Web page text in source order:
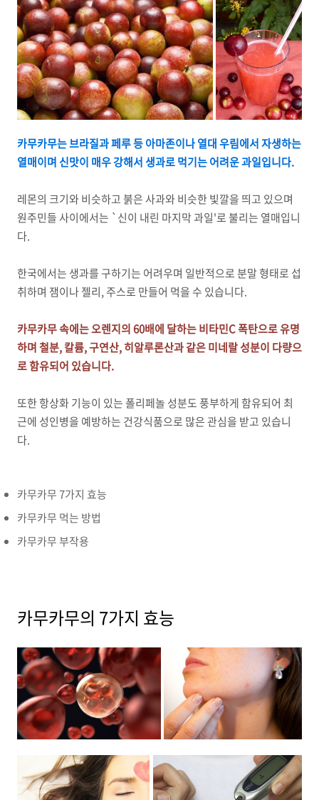
카무카무는 브라질과 페루 등 아마존이나 열대 우림에서 자생하는
열매이며 신맛이 매우 강해서 생과로 먹기는 어려운 과일입니다.
레몬의 크기와 비슷하고 붉은 사과와 비슷한 빛깔을 띄고 있으며
원주민들 사이에서는 `신이 내린 마지막 과일'로 불리는 열매입니
다.
한국에서는 생과를 구하기는 어려우며 일반적으로 분말 형태로 섭
취하며 잼이나 젤리, 주스로 만들어 먹을 수 있습니다.
카무카무 속에는 오렌지의 60배에 달하는 비타민C 폭탄으로 유명
하며 철분, 칼륨, 구연산, 히알루론산과 같은 미네랄 성분이 다량으
로 함유되어 있습니다.
또한 항상화 기능이 있는 폴리페놀 성분도 풍부하게 함유되어 최
근에 성인병을 예방하는 건강식품으로 많은 관심을 받고 있습니
다.
카무카무 7가지 효능
카무카무 먹는 방법
카무카무 부작용
카무카무의 7가지 효능